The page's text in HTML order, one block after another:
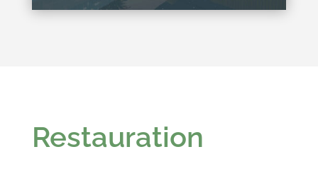
Restauration